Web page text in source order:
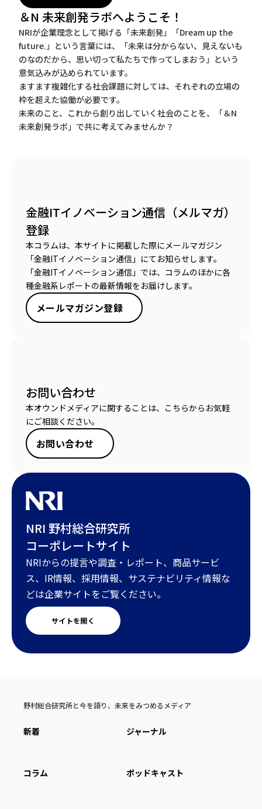
＆N 未来創発ラボへようこそ！
NRIが企業理念として掲げる「未来創発」「Dream up the
future.」という言葉には、「未来は分からない、見えないも
のなのだから、思い切って私たちで作ってしまおう」という
意気込みが込められています。
ますます複雑化する社会課題に対しては、それぞれの立場の
枠を超えた協働が必要です。
未来のこと、これから創り出していく社会のことを、「＆N
未来創発ラボ」で共に考えてみませんか？
金融ITイノベーション通信（メルマガ）
登録
本コラムは、本サイトに掲載した際にメールマガジン
「金融ITイノベーション通信」にてお知らせします。
「金融ITイノベーション通信」では、コラムのほかに各
種金融系レポートの最新情報をお届けします。
メールマガジン登録
お問い合わせ
本オウンドメディアに関することは、こちらからお気軽
にご相談ください。
お問い合わせ
NRI 野村総合研究所
コーポレートサイト
NRIからの提言や調査・レポート、商品サービ
ス、IR情報、採用情報、サステナビリティ情報な
どは企業サイトをご覧ください。
サイトを開く
野村総合研究所と今を語り、未来をみつめるメディア
新着 ジャーナル
コラム ポッドキャスト